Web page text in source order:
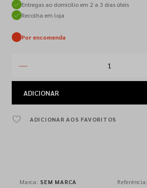
Entregas ao domicílio em 2 a 3 dias úteis
Recolha em loja
Por encomenda
ADICIONAR
ADICIONAR AOS FAVORITOS
Marca: SEM MARCA Referência: